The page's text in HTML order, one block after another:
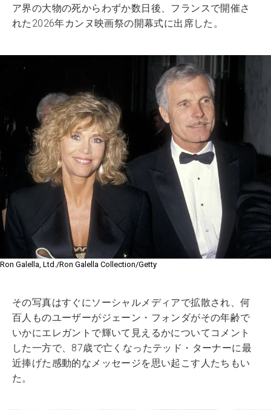
ア界の大物の死からわずか数日後、フランスで開催さ
れた2026年カンヌ映画祭の開幕式に出席した。
Ron Galella, Ltd./Ron Galella Collection/Getty
その写真はすぐにソーシャルメディアで拡散され、何
百人ものユーザーがジェーン・フォンダがその年齢で
いかにエレガントで輝いて見えるかについてコメント
した一方で、87歳で亡くなったテッド・ターナーに最
近捧げた感動的なメッセージを思い起こす人たちもい
た。